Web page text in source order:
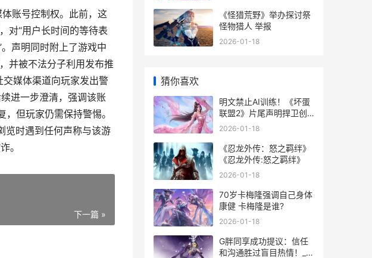
账号控制权。此前，这
对“用户长时间的等待表
声明同时附上了游戏中
并被不法分子利用发布推
媒体渠道向玩家发出警
进一步澄清，强调该账
但玩家仍需保持警惕。
览时遇到任何声称与该游
。
下一篇 »
《怪猎荒野》举办探讨祭
怪物猎人 举报
2026-01-18
猜你喜欢
明文禁止AI训练！《坏蛋
联盟2》片尾声明捍卫创
作者权利_搞趣网 明文禁
2026-01-18
《忍龙外传：怒之羁绊》
《忍龙外传:怒之羁绊》
2026-01-18
70岁卡梅隆强调自己身体
康健 卡梅隆是谁?
2026-01-18
G胖同享成功提议：信任
和沟通胜过盲目热情！_搞